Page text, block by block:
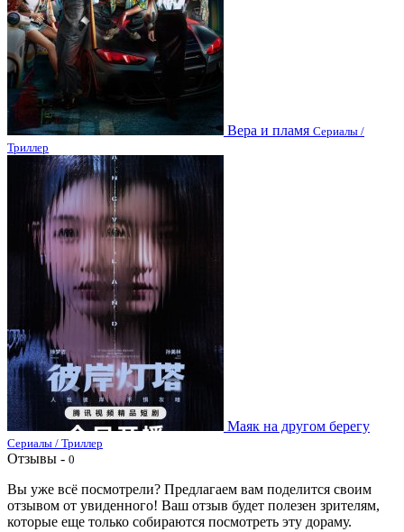
Вера и пламя Сериалы /
Триллер
Маяк на другом берегу
Сериалы / Триллер
Отзывы - 0
Вы уже всё посмотрели? Предлагаем вам поделится своим
отзывом от увиденного! Ваш отзыв будет полезен зрителям,
которые еще только собираются посмотреть эту дораму.